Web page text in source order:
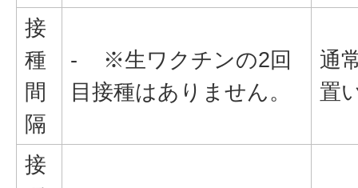
接
種
間
隔
- ※生ワクチンの2回
目接種はありません。
通
置
接